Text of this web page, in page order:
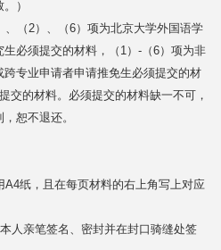
）
（2）、（6）项为北京大学外国语学
必须提交的材料，（1）-（6）项为非
专业申请者申请推免生必须提交的材
交的材料。必须提交的材料缺一不可，
恕不退还。
纸，且在每页材料的右上角写上对应
人亲笔签名、密封并在封口骑缝处签